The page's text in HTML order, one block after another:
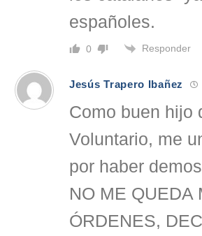
españoles.
0 Responder
Jesús Trapero Ibañez
Como buen hijo
Voluntario, me
por haber
NO ME QUEDA
ÓRDENES,